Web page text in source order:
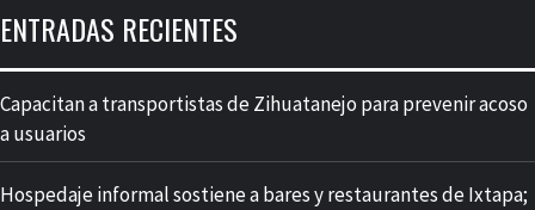
ENTRADAS RECIENTES
Capacitan a transportistas de Zihuatanejo para prevenir acoso
a usuarios
Hospedaje informal sostiene a bares y restaurantes de Ixtapa;